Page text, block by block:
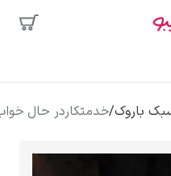
حال خواب – یوهانس فرمیر